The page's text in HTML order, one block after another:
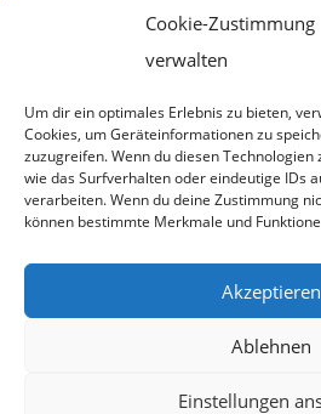
Cookie-Zustimmung
verwalten
Um dir ein optimales Erlebnis zu bieten,
Cookies, um Geräteinformationen zu
zuzugreifen. Wenn du diesen
wie das Surfverhalten oder eindeutige IDs
verarbeiten. Wenn du deine Zustimmung
können bestimmte Merkmale und
Akzeptieren
Ablehnen
Einstellungen
Trotz sorgfältiger inhaltlicher
Haftung für die Inhalte externer
verantwortlich.
Weitere Informationen
Wir sind
Partner
Spenden